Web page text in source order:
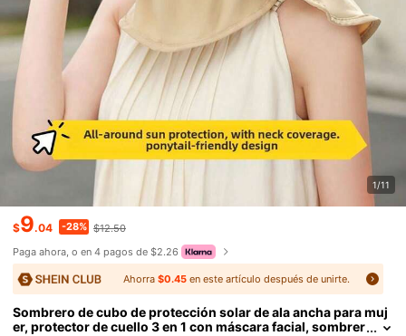
1/11
$9.04 -28% $12.50
Paga ahora, o en 4 pagos de $2.26
Ahorra $0.45en este artículo después de unirte.
Sombrero de cubo de protección solar de ala ancha para muj
er, protector de cuello 3 en 1 con máscara facial, sombrer